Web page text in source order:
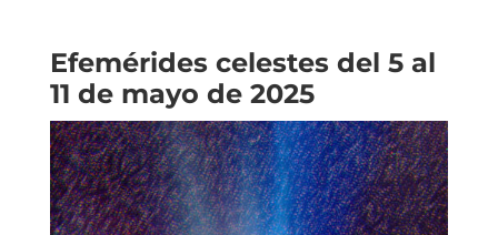
Efemérides celestes del 5 al
11 de mayo de 2025